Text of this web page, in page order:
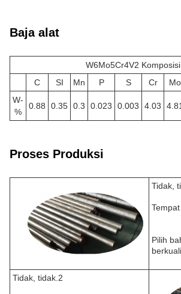
Baja alat
W6Mo5Cr4V2
C
SI Mn P S Cr Mo
W-
%
0.88 0.35 0.3 0.023 0.003 4.03 4.81
Proses Produksi
Tidak,
Pilih
Tidak, tidak.2